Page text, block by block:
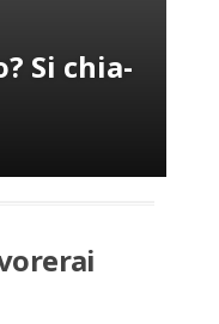
Si chia­